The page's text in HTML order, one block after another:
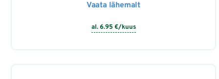
Vaata lähemalt
al.6.95 €/kuus